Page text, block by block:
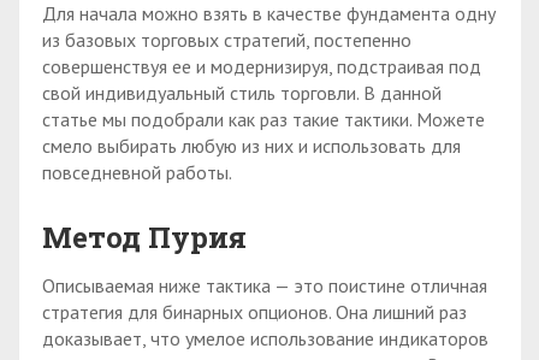
Для начала можно взять в качестве фундамента одну
из базовых торговых стратегий, постепенно
совершенствуя ее и модернизируя, подстраивая под
свой индивидуальный стиль торговли. В данной
статье мы подобрали как раз такие тактики. Можете
смело выбирать любую из них и использовать для
повседневной работы.
Метод Пурия
Описываемая ниже тактика — это поистине отличная
стратегия для бинарных опционов. Она лишний раз
доказывает, что умелое использование индикаторов